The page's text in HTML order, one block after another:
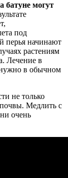
батуне могут
под
перья начинают
растениям
Лечение в
нужно в обычном
не только
Медлить с
очень